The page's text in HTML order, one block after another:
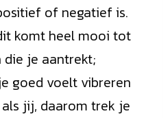
of negatief is.
komt heel mooi tot
die je aantrekt;
goed voelt vibreren
jij, daarom trek je